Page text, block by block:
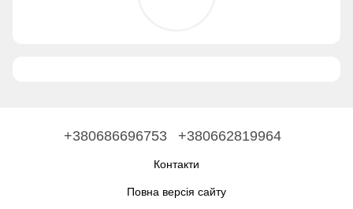
+380686696753 +380662819964
Контакти
Повна версія сайту